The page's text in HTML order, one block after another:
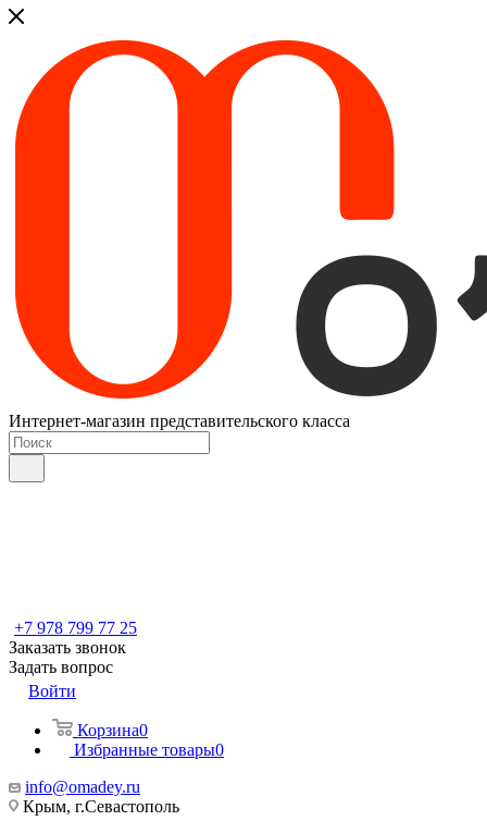
Интернет-магазин представительского класса
+7 978 799 77 25
Заказать звонок
Задать вопрос
Войти
Корзина0
Избранные товары0
info@omadey.ru
Крым, г.Севастополь